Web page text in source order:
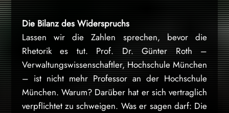
Die Bilanz des Widerspruchs
Lassen wir die Zahlen sprechen, bevor die
Rhetorik es tut. Prof. Dr. Günter Roth –
Verwaltungswissenschaftler, Hochschule München
– ist nicht mehr Professor an der Hochschule
München. Warum? Darüber hat er sich vertraglich
verpflichtet zu schweigen. Was er sagen darf: Die